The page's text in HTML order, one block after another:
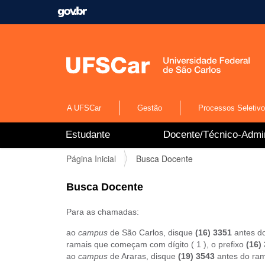
A UFSCar Gestão Processos
v
Estudante Docente/Técnico-
V
c
ê
s
t
á
a
Página Inicial Busca Docente
Busca Docente
Para as chamadas:
ao campus de São Carlos, disque (16) 3351 antes
ramais que começam com dígito ( 1 ), o prefixo (16)
ao campus de Araras, disque (19) 3543 antes do